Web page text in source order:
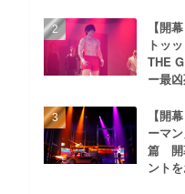
【開
トッ
THE
ー最
【開
ーマ
篇 開
ント